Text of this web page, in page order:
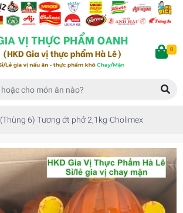
0
(Thùng 6) Tương ớt phở 2,1kg-Cholimex